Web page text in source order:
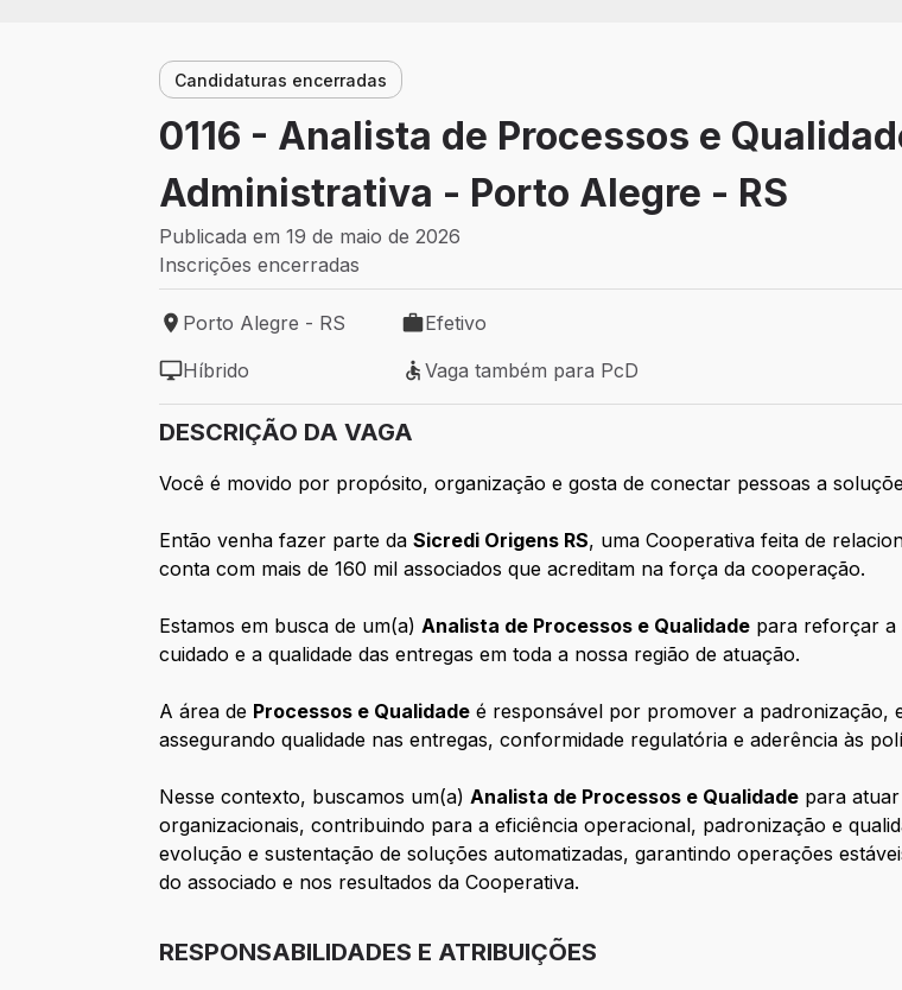
Candidaturas encerradas
0116 - Analista de Processos e
Administrativa - Porto Alegre - RS
Publicada em 19 de maio de 2026
Inscrições encerradas
Local de trabalho: Porto Alegre - RS
Porto Alegre - RS
Tipo de vaga: Efetivo
Efetivo
Modelo de trabalho: Híbrido
Híbrido
Vaga também para PcD
Vaga também para PcD
DESCRIÇÃO DA VAGA
Você é movido por propósito, organização e gosta de conectar pessoas a
Então venha fazer parte daSicredi Origens RS, uma Cooperativa feita de
conta com mais de 160 mil associados que acreditam na força da cooperação.
Estamos em busca de um(a)Analista de Processos e Qualidade para reforçar a
cuidado e a qualidade das entregas em toda a nossa região de atuação.
A área de Processos e Qualidade é responsável por promover a padronização,
assegurando qualidade nas entregas, conformidade regulatória e aderência às
Nesse contexto, buscamos um(a)Analista de Processos e Qualidade para
organizacionais, contribuindo para a eficiência operacional, padronização e
evolução e sustentação de soluções automatizadas, garantindo operações
do associado e nos resultados da Cooperativa.
RESPONSABILIDADES E ATRIBUIÇÕES